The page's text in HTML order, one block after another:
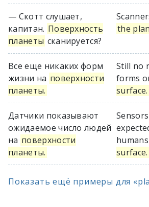
— Скотт слушает,
капитан. Поверхность
планеты сканируется?
the
Все еще никаких форм
жизни на поверхности
планеты.
Still no
forms
surface.
Датчики показывают
ожидаемое число людей
на поверхности
планеты.
surface.
Показать ещё примеры для